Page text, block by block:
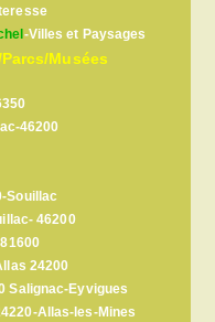
-Villes et Paysages
Musées
46200
Souillac
46200
24200
Salignac-Eyvigues
Allas-les-Mines